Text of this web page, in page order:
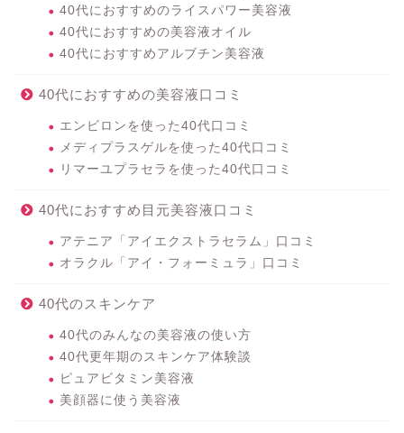
40代におすすめのライスパワー美容液
40代におすすめの美容液オイル
40代におすすめアルブチン美容液
40代におすすめの美容液口コミ
エンビロンを使った40代口コミ
メディプラスゲルを使った40代口コミ
リマーユプラセラを使った40代口コミ
40代におすすめ目元美容液口コミ
アテニア「アイエクストラセラム」口コミ
オラクル「アイ・フォーミュラ」口コミ
40代のスキンケア
40代のみんなの美容液の使い方
40代更年期のスキンケア体験談
ピュアビタミン美容液
美顔器に使う美容液